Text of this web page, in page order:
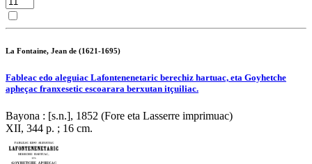
La Fontaine, Jean de (1621-1695)
Fableac edo aleguiac Lafontenenetaric berechiz hartuac, eta Goyhetche
apheçac franxesetic escoarara berxutan itçuiliac.
Bayona : [s.n.], 1852 (Fore eta Lasserre imprimuac)
XII, 344 p. ; 16 cm.